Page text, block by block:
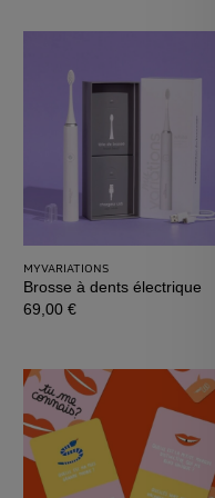
MYVARIATIONS
Brosse à dents électrique
Prix
69,00 €